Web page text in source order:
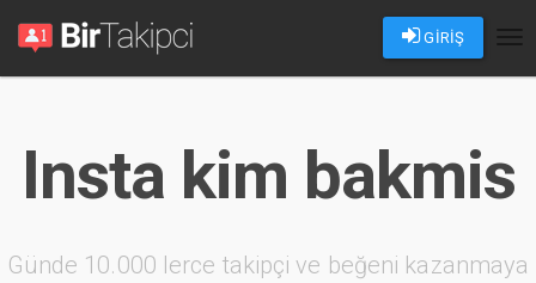
GİRİŞ
Insta kim bakmis
Günde 10.000 lerce takipçi ve beğeni kazanmaya